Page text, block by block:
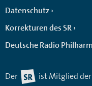
Datenschutz
Korrekturen des SR
Deutsche Radio
Der ist Mitglied der